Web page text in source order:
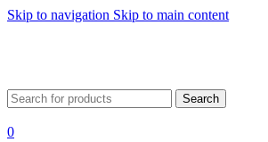
Skip to navigation Skip to main content
Search
0